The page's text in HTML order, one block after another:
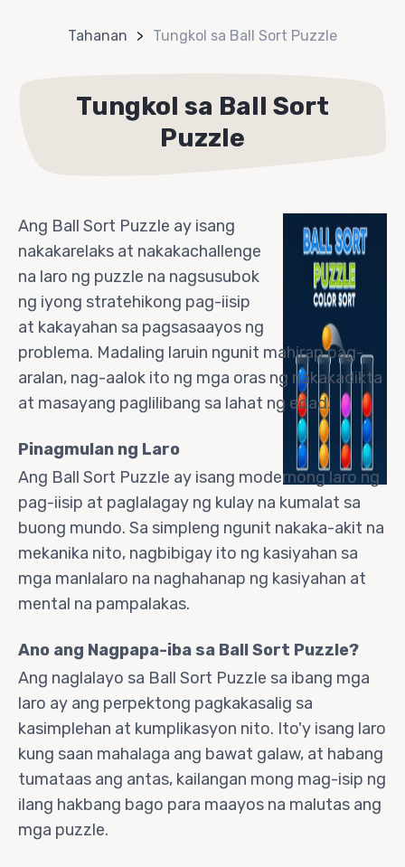
Tahanan Tungkol sa Ball Sort Puzzle
Tungkol sa Ball Sort
Puzzle
Ang Ball Sort Puzzle ay isang
nakakarelaks at nakakachallenge
na laro ng puzzle na nagsusubok
ng iyong stratehikong pag-iisip
at kakayahan sa pagsasaayos ng
problema. Madaling laruin ngunit mahirap pag-
aralan, nag-aalok ito ng mga oras ng nakakadikta
at masayang paglilibang sa lahat ng edad.
Pinagmulan ng Laro
Ang Ball Sort Puzzle ay isang modernong laro ng
pag-iisip at paglalagay ng kulay na kumalat sa
buong mundo. Sa simpleng ngunit nakaka-akit na
mekanika nito, nagbibigay ito ng kasiyahan sa
mga manlalaro na naghahanap ng kasiyahan at
mental na pampalakas.
Ano ang Nagpapa-iba sa Ball Sort Puzzle?
Ang naglalayo sa Ball Sort Puzzle sa ibang mga
laro ay ang perpektong pagkakasalig sa
kasimplehan at kumplikasyon nito. Ito'y isang laro
kung saan mahalaga ang bawat galaw, at habang
tumataas ang antas, kailangan mong mag-isip ng
ilang hakbang bago para maayos na malutas ang
mga puzzle.